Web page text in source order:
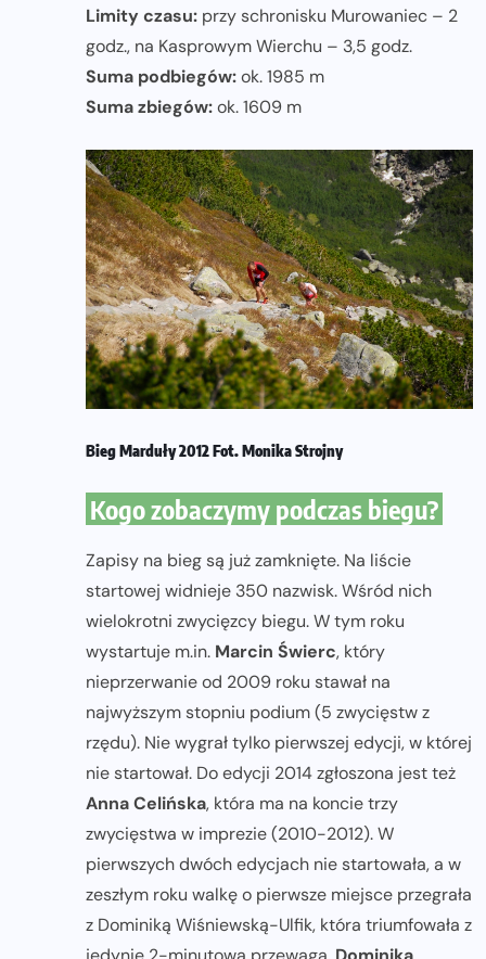
Limity czasu: przy schronisku Murowaniec – 2
godz., na Kasprowym Wierchu – 3,5 godz.
Suma podbiegów:ok. 1985 m
Suma zbiegów:ok. 1609 m
Bieg Marduły 2012 Fot. Monika Strojny
Kogo zobaczymy podczas biegu?
Zapisy na bieg są już zamknięte. Na liście
startowej widnieje 350 nazwisk. Wśród nich
wielokrotni zwycięzcy biegu. W tym roku
wystartuje m.in. Marcin Świerc, który
nieprzerwanie od 2009 roku stawał na
najwyższym stopniu podium (5 zwycięstw z
rzędu). Nie wygrał tylko pierwszej edycji, w której
nie startował. Do edycji 2014 zgłoszona jest też
Anna Celińska, która ma na koncie trzy
zwycięstwa w imprezie (2010-2012). W
pierwszych dwóch edycjach nie startowała, a w
zeszłym roku walkę o pierwsze miejsce przegrała
z Dominiką Wiśniewską-Ulfik, która triumfowała z